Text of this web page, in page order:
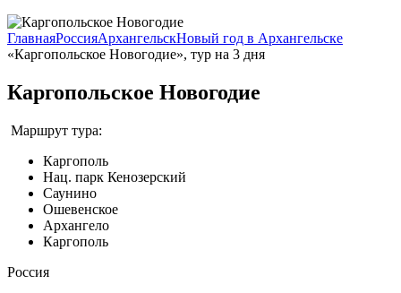
ГлавнаяРоссияАрхангельскНовый год в Архангельске
«Каргопольское Новогодие», тур на 3 дня
Каргопольское Новогодие
Маршрут тура:
Каргополь
Нац. парк Кенозерский
Саунино
Ошевенское
Архангело
Каргополь
Россия